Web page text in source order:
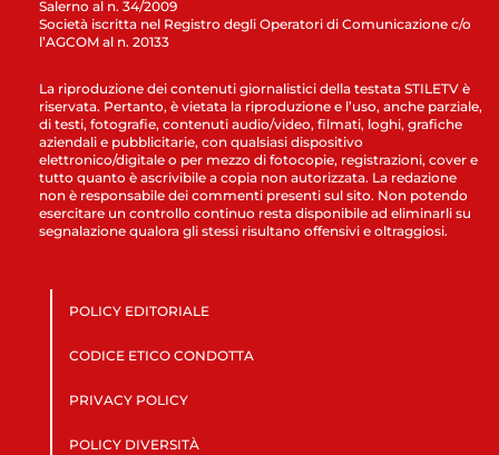
Salerno al n. 34/2009
Società iscritta nel Registro degli Operatori di Comunicazione c/o
l’AGCOM al n. 20133
La riproduzione dei contenuti giornalistici della testata STILETV è
riservata. Pertanto, è vietata la riproduzione e l’uso, anche parziale,
di testi, fotografie, contenuti audio/video, filmati, loghi, grafiche
aziendali e pubblicitarie, con qualsiasi dispositivo
elettronico/digitale o per mezzo di fotocopie, registrazioni, cover e
tutto quanto è ascrivibile a copia non autorizzata. La redazione
non è responsabile dei commenti presenti sul sito. Non potendo
esercitare un controllo continuo resta disponibile ad eliminarli su
segnalazione qualora gli stessi risultano offensivi e oltraggiosi.
POLICY EDITORIALE
CODICE ETICO CONDOTTA
PRIVACY POLICY
POLICY DIVERSITÀ